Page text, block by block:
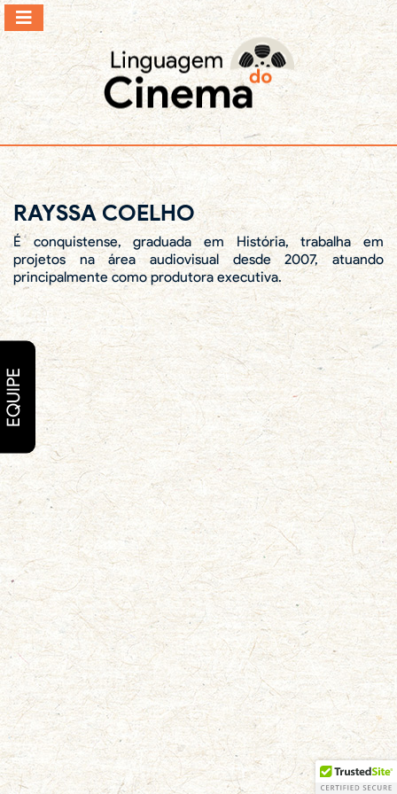
EQUIPE
RAYSSA COELHO
É conquistense, graduada em História, trabalha em
projetos na área audiovisual desde 2007, atuando
principalmente como produtora executiva.